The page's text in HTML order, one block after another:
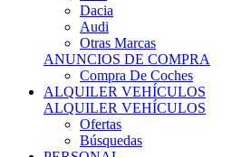
Audi
Otras Marcas
ANUNCIOS DE COMPRA
Compra De Coches
ALQUILER VEHÍCULOS
ALQUILER VEHÍCULOS
Ofertas
Búsquedas
PERSONAL
COPILOTOS